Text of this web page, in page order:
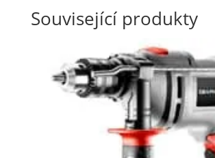
Související produkty